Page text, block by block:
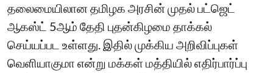
தலைமையிலான தமிழக அரசின் முதல் பட்ஜெட்
ஆகஸ்ட் 5ஆம் தேதி புதன்கிழமை தாக்கல்
செய்யப்பட உள்ளது. இதில் முக்கிய அறிவிப்புகள்
வெளியாகுமா என்று மக்கள் மத்தியில் எதிர்பார்ப்பு